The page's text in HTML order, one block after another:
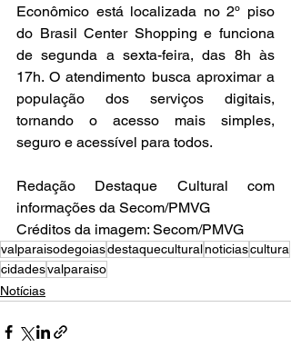
Econômico está localizada no 2º piso
do Brasil Center Shopping e funciona
de segunda a sexta-feira, das 8h às
17h. O atendimento busca aproximar a
população dos serviços digitais,
tornando o acesso mais simples,
seguro e acessível para todos.
Redação Destaque Cultural com
informações da Secom/PMVG
Créditos da imagem: Secom/PMVG
valparaisodegoiasdestaqueculturalnoticiascultura
cidadesvalparaiso
Notícias